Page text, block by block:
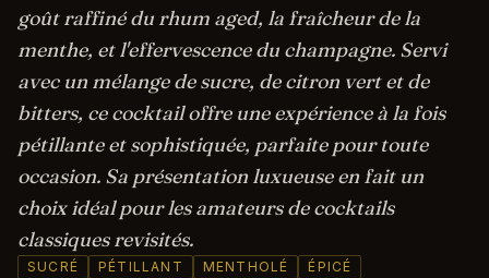
goût raffiné du rhum aged, la fraîcheur de la
menthe, et l'effervescence du champagne. Servi
avec un mélange de sucre, de citron vert et de
bitters, ce cocktail offre une expérience à la fois
pétillante et sophistiquée, parfaite pour toute
occasion. Sa présentation luxueuse en fait un
choix idéal pour les amateurs de cocktails
classiques revisités.
SUCRÉ PÉTILLANT MENTHOLÉ ÉPICÉ